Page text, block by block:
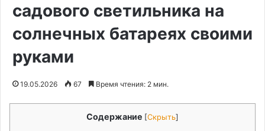
садового светильника на
солнечных батареях своими
руками
19.05.2026 67 Время чтения: 2 мин.
Содержание [Скрыть]